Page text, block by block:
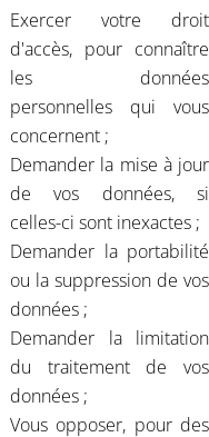
Exercer votre droit
d'accès, pour connaître
les données
personnelles qui vous
concernent ;
Demander la mise à jour
de vos données, si
celles-ci sont inexactes ;
Demander la portabilité
ou la suppression de vos
données ;
Demander la limitation
du traitement de vos
données ;
Vous opposer, pour des